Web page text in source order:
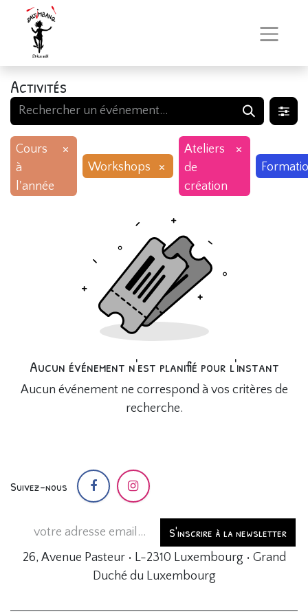
Activités
Cours
à
l'année
×
Workshops ×
Ateliers
de
création
×
Aucun événement n'est planifié pour l'instant
Aucun événement ne correspond à vos critères de
recherche.
Suivez-nous
S'inscrire à la newsletter
26, Avenue Pasteur • L-2310 Luxembourg • Grand
Duché du Luxembourg